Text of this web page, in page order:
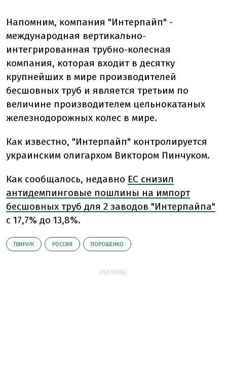
Напомним, компания "Интерпайп" -
международная вертикально-
интегрированная трубно-колесная
компания, которая входит в десятку
крупнейших в мире производителей
бесшовных труб и является третьим по
величине производителем цельнокатаных
железнодорожных колес в мире.
Как известно, "Интерпайп" контролируется
украинским олигархом Виктором Пинчуком.
Как сообщалось, недавно ЕС снизил
антидемпинговые пошлины на импорт
бесшовных труб для 2 заводов "Интерпайпа"
с 17,7% до 13,8%.
ПИНЧУК РОССИЯ ПОРОШЕНКО
РЕКЛАМА: